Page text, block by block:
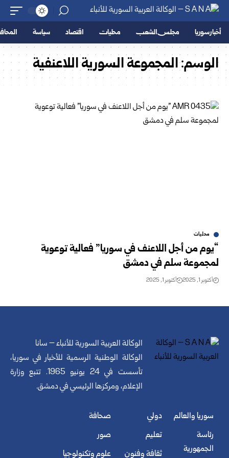
أخبار سوريا مجلس الشعب محليات اقتصاد سياسة
الوسم:المجموعة السورية اللاعنفية
محليات
“يوم من أجل اللاعنف في سوريا” فعالية توعوية
لمجموعة سلم في دمشق
أكتوبر 1, 2025 أكتوبر 1, 2025
الوكالة العربية السورية للأنباء – سانا
الوكالة الوطنية الرسمية للأخبار في سوريا،
تأسست في 24 يونيو 1965. تتبع وزارة
الإعلام، ومركزها الرئيسي في دمشق.
سوريا والعالم
رئاسة
الجمهورية
دولي
تعليم
ثقافة وفنون
صحافة
صور
علوم وتكنولوجيا